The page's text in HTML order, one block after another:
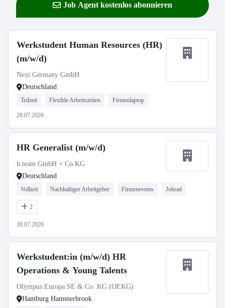
Job Agent kostenlos abonnieren
Werkstudent Human Resources (HR)
(m/w/d)
Nexi Germany GmbH
Deutschland
Teilzeit Flexible Arbeitszeiten Firmenlaptop
28.07.2026
HR Generalist (m/w/d)
h.team GmbH + Co.KG
Deutschland
Vollzeit Nachhaltiger Arbeitgeber Firmenevents Jobrad
2
28.07.2026
Werkstudent:in (m/w/d) HR
Operations & Young Talents
Olympus Europa SE & Co. KG (OEKG)
Hamburg Hammerbrook